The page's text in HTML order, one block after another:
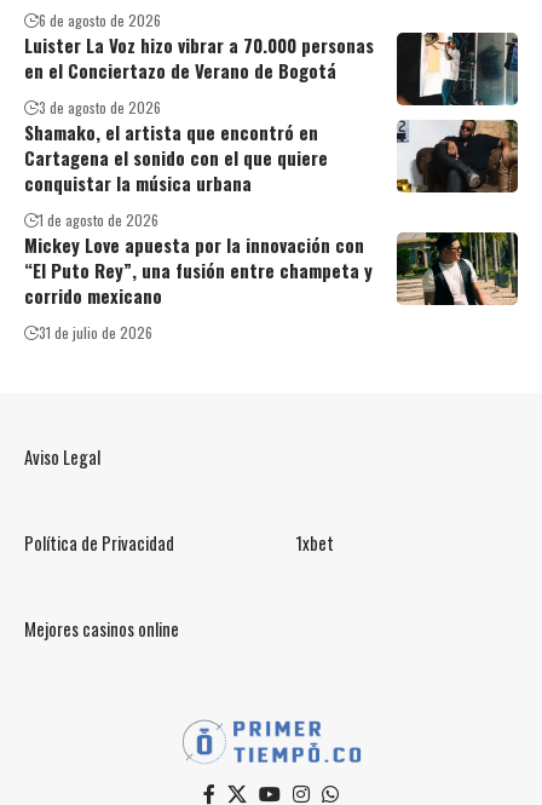
6 de agosto de 2026
Luister La Voz hizo vibrar a 70.000 personas
en el Conciertazo de Verano de Bogotá
3 de agosto de 2026
Shamako, el artista que encontró en
Cartagena el sonido con el que quiere
conquistar la música urbana
1 de agosto de 2026
Mickey Love apuesta por la innovación con
“El Puto Rey”, una fusión entre champeta y
corrido mexicano
31 de julio de 2026
Aviso Legal
Política de Privacidad 1xbet
Mejores casinos online